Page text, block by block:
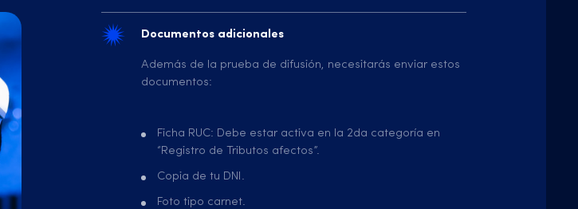
Documentos adicionales
Además de la prueba de difusión, necesitarás enviar estos
documentos:
Ficha RUC: Debe estar activa en la 2da categoría en
“Registro de Tributos afectos”.
Copia de tu DNI.
Foto tipo carnet.